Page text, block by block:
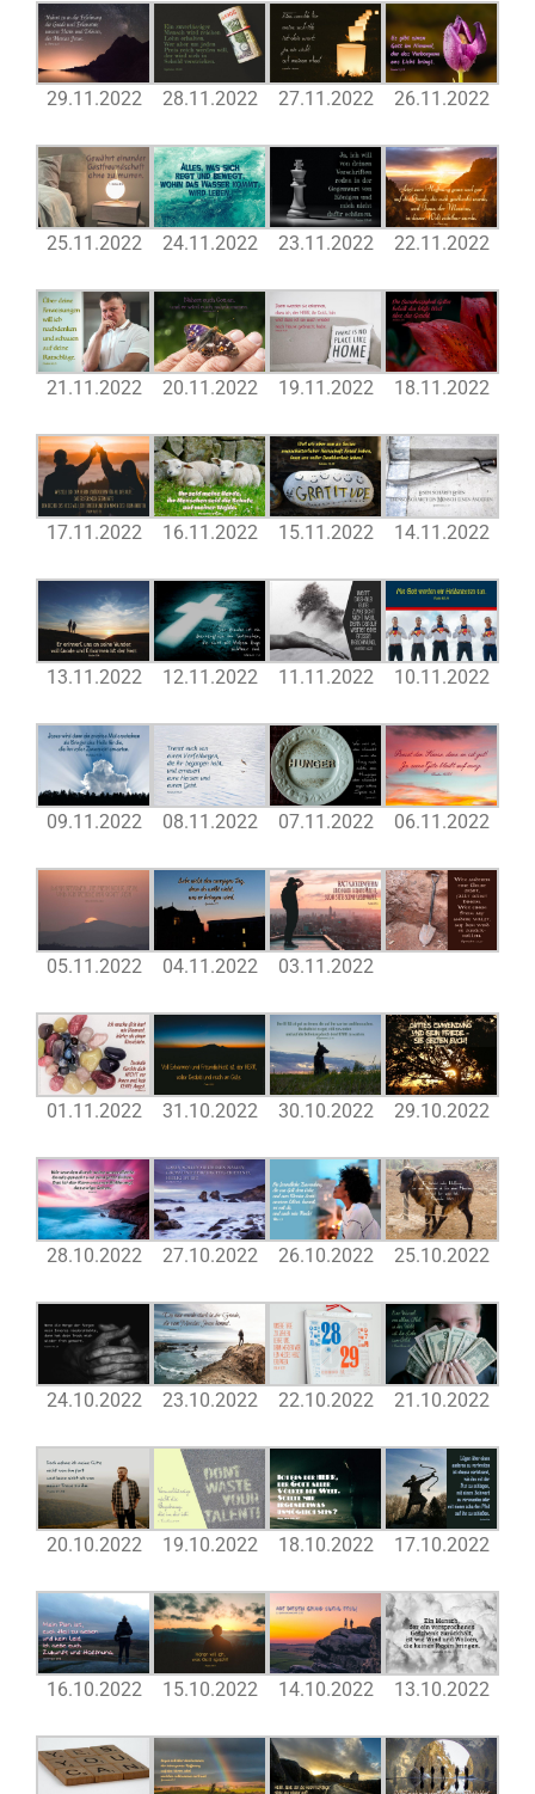
29.11.2022 28.11.2022 27.11.2022 26.11.2022
25.11.2022 24.11.2022 23.11.2022 22.11.2022
21.11.2022 20.11.2022 19.11.2022 18.11.2022
17.11.2022 16.11.2022 15.11.2022 14.11.2022
13.11.2022 12.11.2022 11.11.2022 10.11.2022
09.11.2022 08.11.2022 07.11.2022 06.11.2022
05.11.2022 04.11.2022 03.11.2022
01.11.2022 31.10.2022 30.10.2022 29.10.2022
28.10.2022 27.10.2022 26.10.2022 25.10.2022
24.10.2022 23.10.2022 22.10.2022 21.10.2022
20.10.2022 19.10.2022 18.10.2022 17.10.2022
16.10.2022 15.10.2022 14.10.2022 13.10.2022